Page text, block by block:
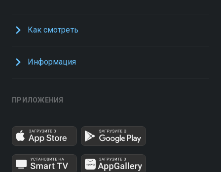
Как смотреть
Информация
ПРИЛОЖЕНИЯ